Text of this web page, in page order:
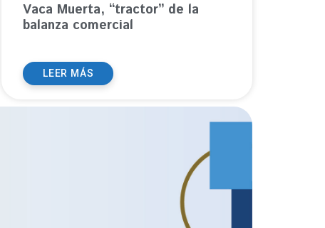
Vaca Muerta, “tractor” de la
balanza comercial
LEER MÁS